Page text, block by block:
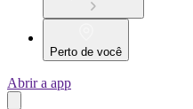
Perto de você
Abrir a app